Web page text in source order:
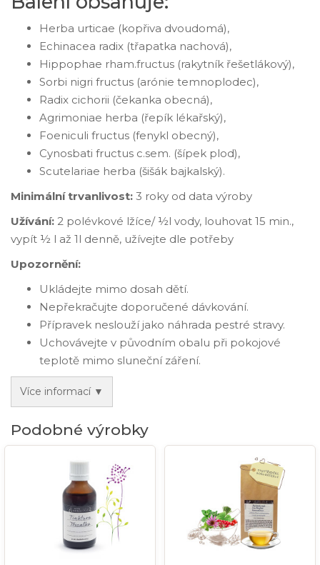
Herba urticae (kopřiva dvoudomá),
Echinacea radix (třapatka nachová),
Hippophae rham.fructus (rakytník řešetlákový),
Sorbi nigri fructus (arónie temnoplodec),
Radix cichorii (čekanka obecná),
Agrimoniae herba (řepík lékařský),
Foeniculi fructus (fenykl obecný),
Cynosbati fructus c.sem. (šípek plod),
Scutelariae herba (šišák bajkalský).
Minimální trvanlivost: 3 roky od data výroby
Užívání: 2 polévkové lžíce/ ½l vody, louhovat 15 min.,
vypít ½ l až 1l denně, užívejte dle potřeby
Upozornění:
Ukládejte mimo dosah dětí.
Nepřekračujte doporučené dávkování.
Přípravek neslouží jako náhrada pestré stravy.
Uchovávejte v původním obalu při pokojové
teplotě mimo sluneční záření.
Více informací ▼
Podobné výrobky